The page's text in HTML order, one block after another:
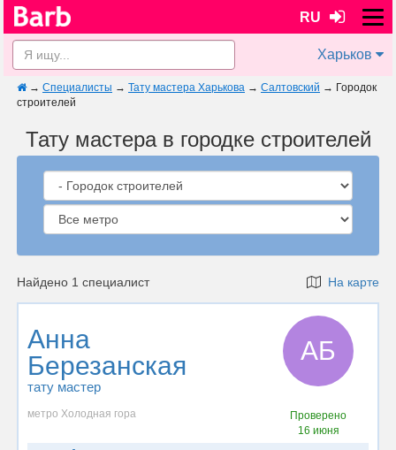
RU
Харьков
→ Специалисты → Тату мастера Харькова → Салтовский → Городок
строителей
Тату мастера в городке строителей
Найдено 1 специалист На карте
Анна
Березанская
тату мастер
АБ
метро Холодная гора
Проверено
16 июня